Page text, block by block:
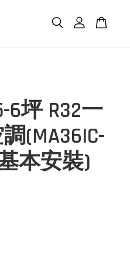
6坪 R32一
(MA36IC-
本安裝)